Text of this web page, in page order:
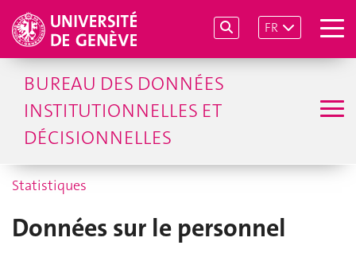
FR
BUREAU DES DONNÉES
INSTITUTIONNELLES ET
DÉCISIONNELLES
Statistiques
Données sur le personnel